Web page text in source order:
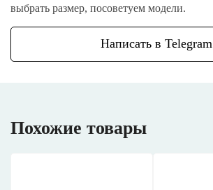
выбрать размер, посоветуем модели.
Написать в Telegram
Похожие товары